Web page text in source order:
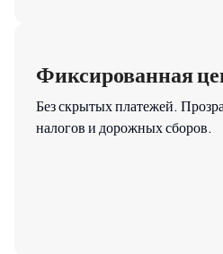
Фиксированная
Без скрытых платежей.
налогов и дорожных сборов.